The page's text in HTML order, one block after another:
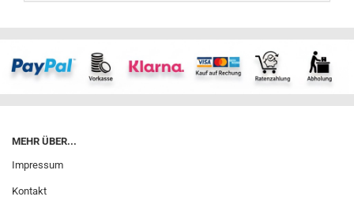
MEHR ÜBER...
Impressum
Kontakt